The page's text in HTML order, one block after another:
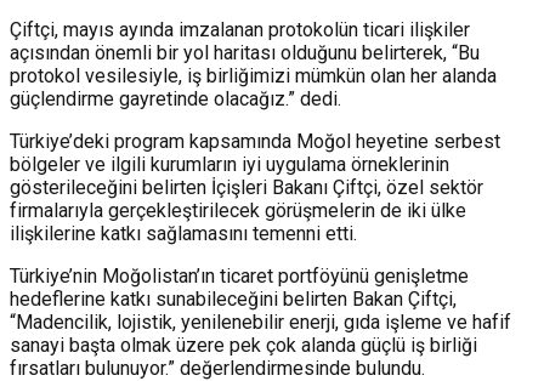
Çiftçi, mayıs ayında imzalanan protokolün ticari ilişkiler
açısından önemli bir yol haritası olduğunu belirterek, “Bu
protokol vesilesiyle, iş birliğimizi mümkün olan her alanda
güçlendirme gayretinde olacağız.” dedi.
Türkiye’deki program kapsamında Moğol heyetine serbest
bölgeler ve ilgili kurumların iyi uygulama örneklerinin
gösterileceğini belirten İçişleri Bakanı Çiftçi, özel sektör
firmalarıyla gerçekleştirilecek görüşmelerin de iki ülke
ilişkilerine katkı sağlamasını temenni etti.
Türkiye’nin Moğolistan’ın ticaret portföyünü genişletme
hedeflerine katkı sunabileceğini belirten Bakan Çiftçi,
“Madencilik, lojistik, yenilenebilir enerji, gıda işleme ve hafif
sanayi başta olmak üzere pek çok alanda güçlü iş birliği
fırsatları bulunuyor.” değerlendirmesinde bulundu.